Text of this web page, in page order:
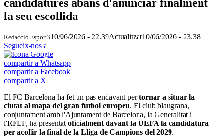
candidatures abans d'anunciar finalment
la seu escollida
Redacció Esport310/06/2026 - 22.39Actualitzat10/06/2026 - 23.38
Segueix-nos a
compartir a Whatsapp
compartir a Facebook
compartir a X
El FC Barcelona ha fet un pas endavant pertornar a situar la
ciutat al mapa del gran futbol europeu. El club blaugrana,
conjuntament amb l'Ajuntament de Barcelona, la Generalitat i
l'RFEF, ha presentat oficialment davant la UEFA la candidatura
per acollir la final de la Lliga de Campions del 2029.